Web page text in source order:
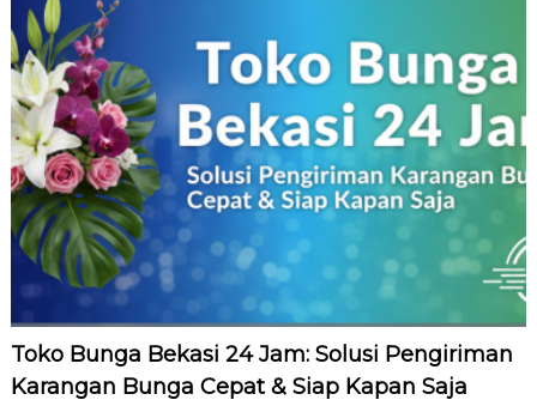
Toko Bunga Bekasi 24 Jam: Solusi Pengiriman
Karangan Bunga Cepat & Siap Kapan Saja